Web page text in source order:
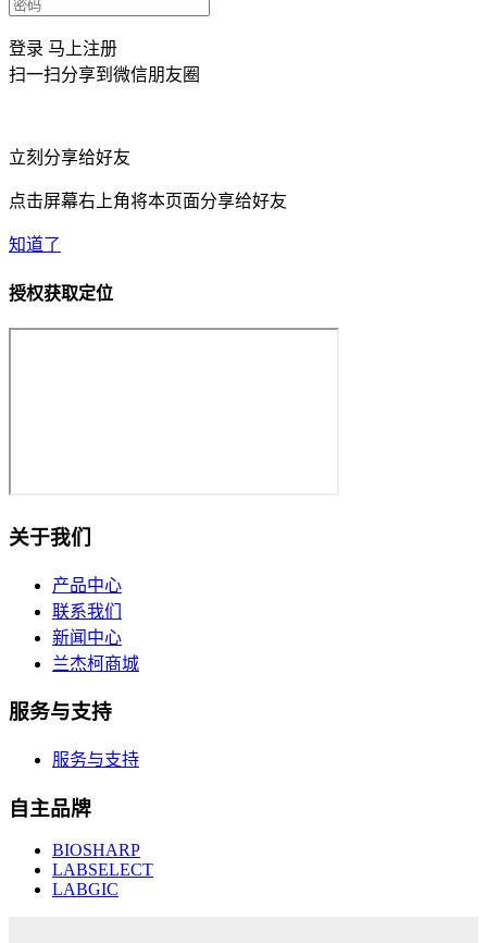
登录 马上注册
扫一扫分享到微信朋友圈
立刻分享给好友
点击屏幕右上角将本页面分享给好友
知道了
授权获取定位
关于我们
产品中心
联系我们
新闻中心
兰杰柯商城
服务与支持
服务与支持
自主品牌
BIOSHARP
LABSELECT
LABGIC